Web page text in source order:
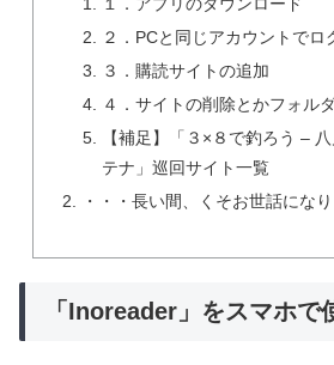
１．アプリのダウンロード
２．PCと同じアカウントでロ
３．購読サイトの追加
４．サイトの削除とかフォル
【補足】「３×８で釣ろう –
テナ」巡回サイト一覧
・・・長い間、くそお世話にな
「Inoreader」をスマホで